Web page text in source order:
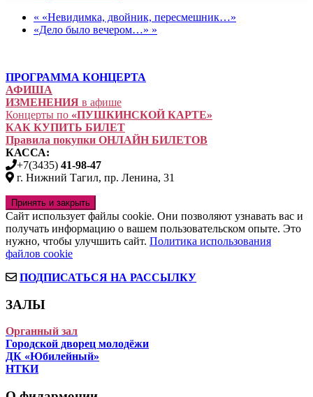
« «Невидимка, двойник, пересмешник…»
«Дело было вечером…» »
ПРОГРАММА КОНЦЕРТА
АФИША
ИЗМЕНЕНИЯ в афише
Концерты по «ПУШКИНСКОЙ КАРТЕ»
КАК КУПИТЬ БИЛЕТ
Правила покупки ОНЛАЙН БИЛЕТОВ
КАССА:
+7(3435) 41-98-47
г. Нижний Тагил, пр. Ленина, 31
Сайт использует файлы cookie. Они позволяют узнавать вас и
получать информацию о вашем пользовательском опыте. Это
нужно, чтобы улучшить сайт. Политика использования
файлов cookie
ПОДПИСАТЬСЯ НА РАССЫЛКУ
ЗАЛЫ
Органный зал
Городской дворец молодёжи
ДК «Юбилейный»
НТКИ